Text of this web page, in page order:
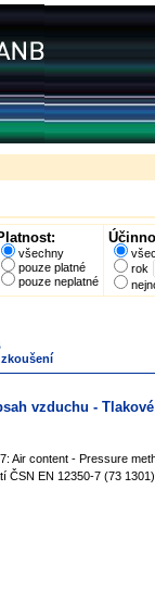
všechny
pouze platné
pouze neplatné
rok
vzduchu -
Air content - Pressure
ČSN EN 12350-7 (73